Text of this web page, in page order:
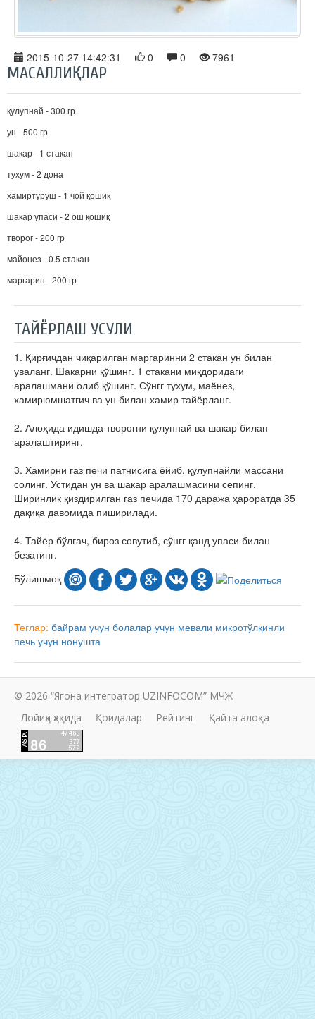
2015-10-27 14:42:31 0 0 7961
МАСАЛЛИҚЛАР
қулупнай - 300 гр
ун - 500 гр
шакар - 1 стакан
тухум - 2 дона
хамиртуруш - 1 чой қошиқ
шакар упаси - 2 ош қошиқ
творог - 200 гр
майонез - 0.5 стакан
маргарин - 200 гр
ТАЙЁРЛАШ УСУЛИ
1. Қирғичдан чиқарилган маргаринни 2 стакан ун билан
уваланг. Шакарни қўшинг. 1 стакани миқдоридаги
аралашмани олиб қўшинг. Сўнгг тухум, маёнез,
хамирюмшатгич ва ун билан хамир тайёрланг.
2. Алоҳида идишда творогни қулупнай ва шакар билан
аралаштиринг.
3. Хамирни газ печи патнисига ёйиб, қулупнайли массани
солинг. Устидан ун ва шакар аралашмасини сепинг.
Ширинлик қиздирилган газ печида 170 даража ҳароратда 35
дақиқа давомида пиширилади.
4. Тайёр бўлгач, бироз совутиб, сўнгг қанд упаси билан
безатинг.
Бўлишмоқ
Теглар: байрам учун болалар учун мевали микротўлқинли
печь учун нонушта
© 2026 “Ягона интегратор UZINFOCOM” МЧЖ
Лойиҳа ҳақида
Қоидалар Рейтинг Қайта алоқа